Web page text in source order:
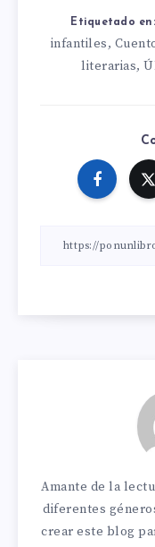
Etiquetado en:
infantiles,
literarias,
Amante de la
diferentes
crear este blog